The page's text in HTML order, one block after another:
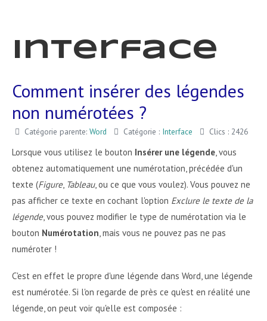
Interface
Comment insérer des légendes
non numérotées ?
Catégorie parente: Word Catégorie : Interface Clics : 2426
Lorsque vous utilisez le bouton Insérer une légende, vous
obtenez automatiquement une numérotation, précédée d'un
texte (Figure, Tableau, ou ce que vous voulez). Vous pouvez ne
pas afficher ce texte en cochant l'option Exclure le texte de la
légende, vous pouvez modifier le type de numérotation via le
bouton Numérotation, mais vous ne pouvez pas ne pas
numéroter !
C'est en effet le propre d'une légende dans Word, une légende
est numérotée. Si l'on regarde de près ce qu'est en réalité une
légende, on peut voir qu'elle est composée :